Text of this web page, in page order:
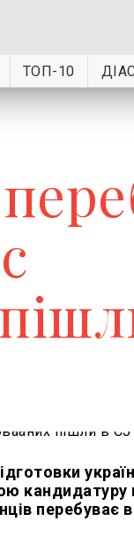
ТОП-10
кандидатуру
перебуває